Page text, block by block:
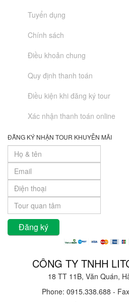
Tuyển dụng
Chính sách
Điều khoản chung
Quy định thanh toán
Điều kiện khi đăng ký tour
Xác nhận thanh toán online
ĐĂNG KÝ NHẬN TOUR KHUYỄN MÃI
CÔNG TY TNHH
18 TT 11B, Văn Quán,
Phone: 0915.338.688 -